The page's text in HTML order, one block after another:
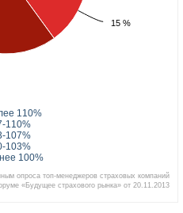
15 %
15 %
110%
110%
107%
103%
100%
опроса топ-менеджеров страховых компаний
«Будущее страхового рынка» от 20.11.2013